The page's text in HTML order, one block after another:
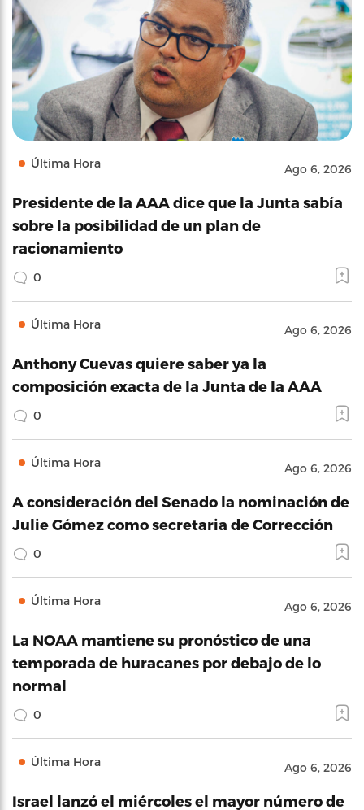
Última Hora Ago 6, 2026
Presidente de la AAA dice que la Junta sabía
sobre la posibilidad de un plan de
racionamiento
0
Última Hora Ago 6, 2026
Anthony Cuevas quiere saber ya la
composición exacta de la Junta de la AAA
0
Última Hora Ago 6, 2026
A consideración del Senado la nominación de
Julie Gómez como secretaria de Corrección
0
Última Hora Ago 6, 2026
La NOAA mantiene su pronóstico de una
temporada de huracanes por debajo de lo
normal
0
Última Hora Ago 6, 2026
Israel lanzó el miércoles el mayor número de